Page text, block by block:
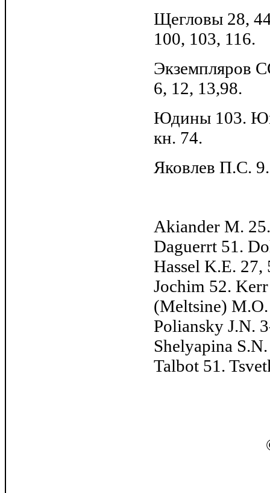
Щегловы 28,
100, 103, 116.
Экземпляров
6, 12, 13,98.
Юдины 103.
кн. 74.
Яковлев П.С.
Akiander M.
Daguerrt 51.
Hassel K.E.
Jochim 52.
(Meltsine)
Poliansky J.N.
Shelyapina
Talbot 51.